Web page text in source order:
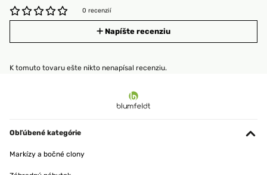
0 recenzií
Napíšte recenziu
K tomuto tovaru ešte nikto nenapísal recenziu.
Obľúbené kategórie
Markízy a bočné clony